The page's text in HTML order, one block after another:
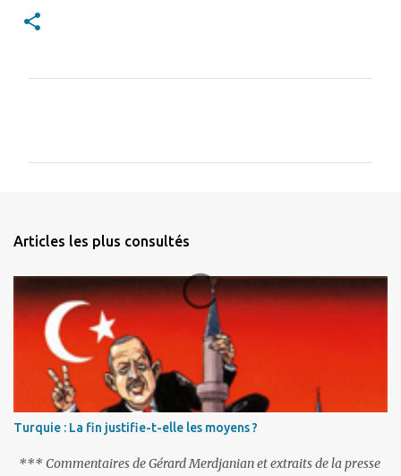
n
i
Articles les plus consultés
Turquie : La fin justifie-t-elle les moyens ?
*** Commentaires de Gérard Merdjanian et extraits de la presse